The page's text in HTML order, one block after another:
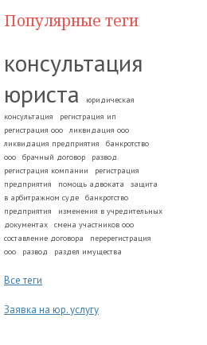
Популярные теги
консультация
юриста
юридическая
консультация
регистрация ип
регистрация ооо
ликвидация ооо
ликвидация предприятия
банкротство
ооо
брачный договор
развод.
регистрация компании
регистрация
предприятия
помощь адвоката
защита
в арбитражном суде
банкротство
предприятия
изменения в учредительных
документах
смена участников ооо
составление договора
перерегистрация
ооо
развод раздел имущества
Все теги
Заявка на юр. услугу